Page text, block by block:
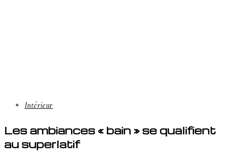
Intérieur
Les ambiances « bain » se qualifient
au superlatif